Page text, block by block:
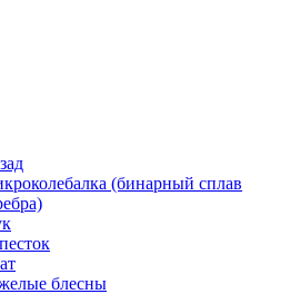
(бинарный сплав
блесны